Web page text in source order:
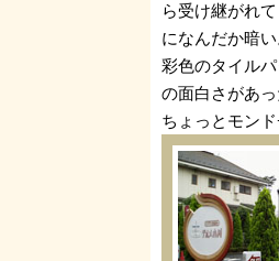
ら受け継がれ
になんだか暗
彩色のタイル
の面白さがあ
ちょっとモン